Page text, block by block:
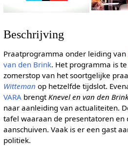
Beschrijving
Praatprogramma onder leiding van
van den Brink. Het programma is
zomerstop van het soortgelijke
Witteman op hetzelfde tijdslot.
VARAbrengtKnevel en van den
naar aanleiding van actualiteiten.
tafel waaraan de presentatoren en
aanschuiven. Vaak is er een gast
politiek.